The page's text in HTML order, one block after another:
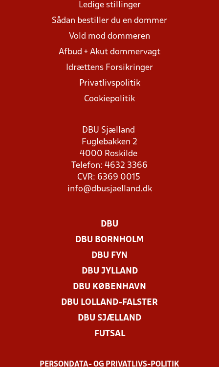
Ledige stillinger
Sådan bestiller du en dommer
Vold mod dommeren
Afbud + Akut dommervagt
Idrættens Forsikringer
Privatlivspolitik
Cookiepolitik
DBU Sjælland
Fuglebakken 2
4000 Roskilde
Telefon: 4632 3366
CVR: 6369 0015
info@dbusjaelland.dk
DBU
DBU BORNHOLM
DBU FYN
DBU JYLLAND
DBU KØBENHAVN
DBU LOLLAND-FALSTER
DBU SJÆLLAND
FUTSAL
PERSONDATA- OG PRIVATLIVS-POLITIK